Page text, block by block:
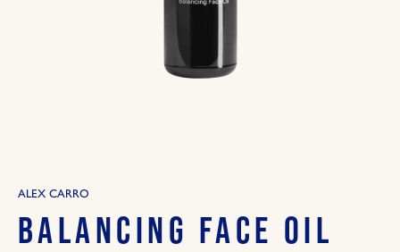
ALEX CARRO
BALANCING FACE OIL